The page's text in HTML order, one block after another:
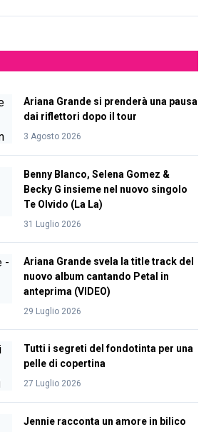
Ariana Grande si prenderà una pausa
dai riflettori dopo il tour
3 Agosto 2026
Benny Blanco, Selena Gomez &
Becky G insieme nel nuovo singolo
Te Olvido (La La)
31 Luglio 2026
Ariana Grande svela la title track del
nuovo album cantando Petal in
anteprima (VIDEO)
29 Luglio 2026
Tutti i segreti del fondotinta per una
pelle di copertina
27 Luglio 2026
Jennie racconta un amore in bilico